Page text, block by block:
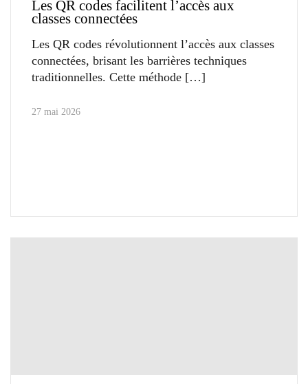
Les QR codes facilitent l’accès aux
classes connectées
Les QR codes révolutionnent l’accès aux classes
connectées, brisant les barrières techniques
traditionnelles. Cette méthode
27 mai 2026